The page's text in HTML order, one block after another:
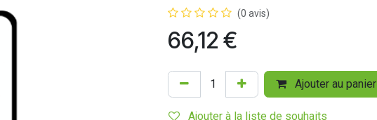
(0 avis)
66,12 €
Ajouter au panier
Ajouter à la liste de souhaits